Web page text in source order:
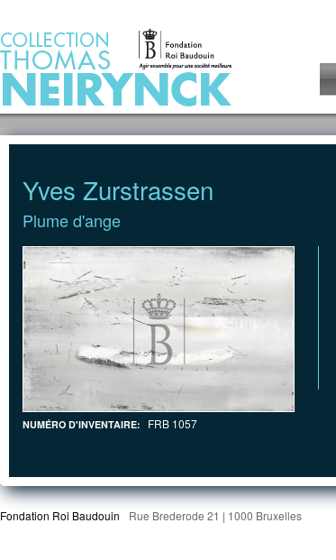
Yves Zurstrassen
Plume d'ange
NUMÉRO D'INVENTAIRE: FRB 1057
Fondation Roi Baudouin Rue Brederode 21 | 1000 Bruxelles